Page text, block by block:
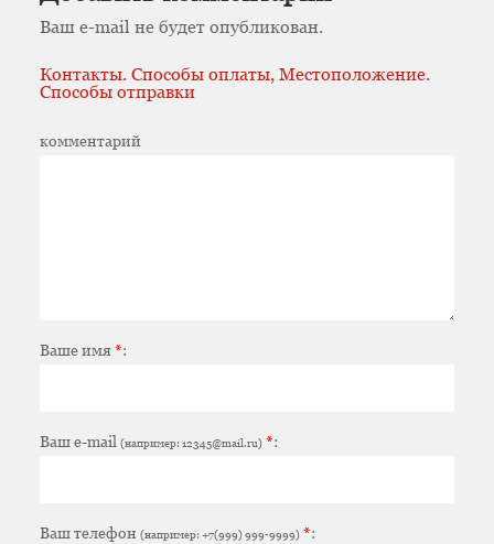
Ваш e-mail не будет опубликован.
Контакты. Способы оплаты, Местоположение.
Способы отправки
комментарий
Ваше имя*:
Ваш e-mail (например: 12345@mail.ru) *:
Ваш телефон (например: +7(999) 999-9999) *: